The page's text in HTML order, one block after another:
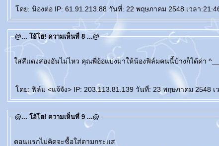
ดย: น๊องต่อ IP: 61.91.213.88 วันที่: 22 พฤษภาคม 2548 เวลา
@... โอ้โฮ! ความเห็นที่ 8 ...@
ส่สีแดงสองอันไม่ไหว คุณพี่อ้อแบ่งมาให้น้องฟิล์มคนนี้บ้างก็ได้ค่า
ดย: ฟิล์ม <แจ้จัง> IP: 203.113.81.139 วันที่: 23 พฤษภาคม 2548 เ
@... โอ้โฮ! ความเห็นที่ 9 ...@
ตอนแรกไม่คิดจะซื้อใส่ตามกระแส